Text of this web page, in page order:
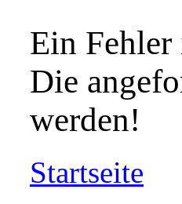
Ein Fehler
Die
werden!
Startseite